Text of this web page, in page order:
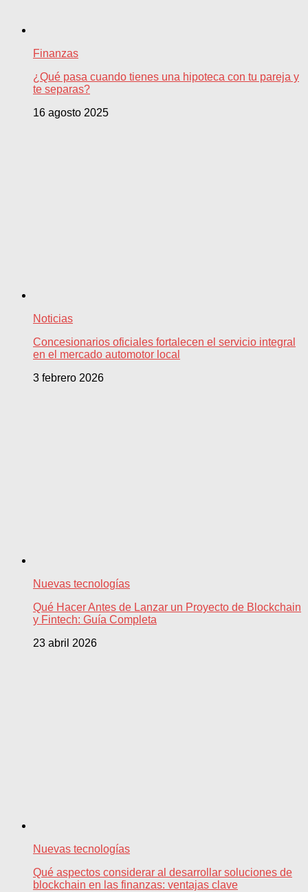
Finanzas
¿Qué pasa cuando tienes una hipoteca con tu pareja y
te separas?
16 agosto 2025
Noticias
Concesionarios oficiales fortalecen el servicio integral
en el mercado automotor local
3 febrero 2026
Nuevas tecnologías
Qué Hacer Antes de Lanzar un Proyecto de Blockchain
y Fintech: Guía Completa
23 abril 2026
Nuevas tecnologías
Qué aspectos considerar al desarrollar soluciones de
blockchain en las finanzas: ventajas clave